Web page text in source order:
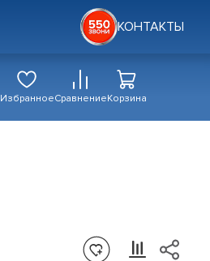
КОНТАКТЫ
ИзбранноеСравнениеКорзина